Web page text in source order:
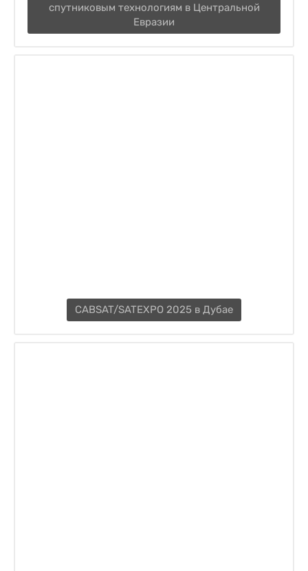
спутниковым технологиям в Центральной
Евразии
CABSAT/SATEXPO 2025 в Дубае